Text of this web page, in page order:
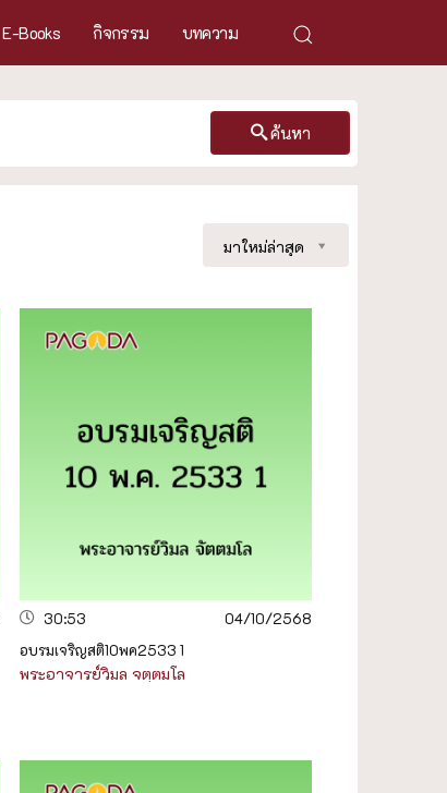
E-Books กิจกรรม บทความ
ค้นหา
มาใหม่ล่าสุด
30:53
04/10/2568
อบรมเจริญสติ10พค2533 1
พระอาจารย์วิมล จตฺตมโล